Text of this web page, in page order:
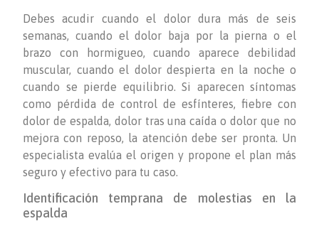
Debes acudir cuando el dolor dura más de seis
semanas, cuando el dolor baja por la pierna o el
brazo con hormigueo, cuando aparece debilidad
muscular, cuando el dolor despierta en la noche o
cuando se pierde equilibrio. Si aparecen síntomas
como pérdida de control de esfínteres, fiebre con
dolor de espalda, dolor tras una caída o dolor que no
mejora con reposo, la atención debe ser pronta. Un
especialista evalúa el origen y propone el plan más
seguro y efectivo para tu caso.
Identificación temprana de molestias en la
espalda